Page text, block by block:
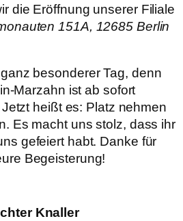
die Eröffnung unserer Filiale
151A, 12685 Berlin
besonderer Tag, denn
Marzahn ist ab sofort
heißt es: Platz nehmen
Es macht uns stolz, dass ihr
gefeiert habt. Danke für
Begeisterung!
Knaller